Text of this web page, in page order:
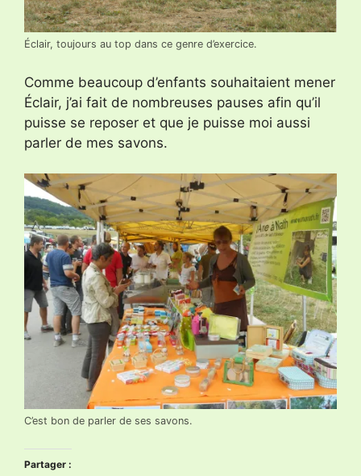
Éclair, toujours au top dans ce genre d’exercice.
Comme beaucoup d’enfants souhaitaient mener
Éclair, j’ai fait de nombreuses pauses afin qu’il
puisse se reposer et que je puisse moi aussi
parler de mes savons.
C’est bon de parler de ses savons.
Partager :